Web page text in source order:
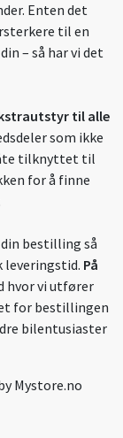
Enten det
til en
– så har vi det
til alle
som ikke
tilknyttet til
for å finne
bestilling så
leveringstid. På
hvor vi utfører
for bestillingen
bilentusiaster
Mystore.no